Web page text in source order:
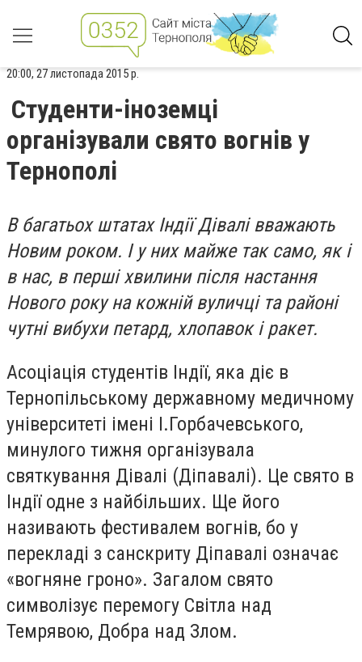
20:00, 27 листопада 2015 р.
Студенти-іноземці
організували свято вогнів у
Тернополі
В багатьох штатах Індії Дівалі вважають
Новим роком. І у них майже так само, як і
в нас, в перші хвилини після настання
Нового року на кожній вуличці та районі
чутні вибухи петард, хлопавок і ракет.
Асоціація студентів Індії, яка діє в
Тернопільському державному медичному
університеті імені І.Горбачевського,
минулого тижня організувала
святкування Дівалі (Діпавалі). Це свято в
Індії одне з найбільших. Ще його
називають фестивалем вогнів, бо у
перекладі з санскриту Діпавалі означає
«вогняне гроно». Загалом свято
символізує перемогу Світла над
Темрявою, Добра над Злом.